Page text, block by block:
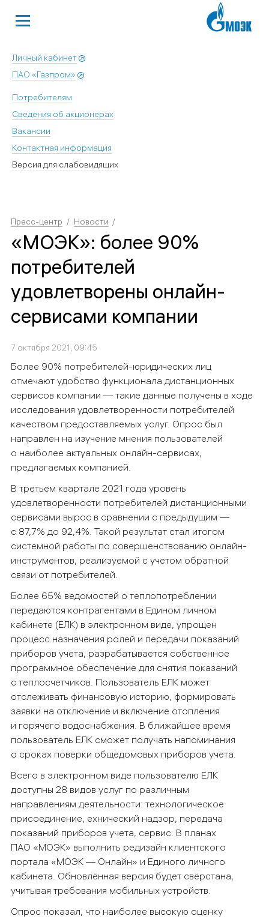
Личный кабинет
ПАО «Газпром»
Потребителям
Сведения об акционерах
Вакансии
Контактная информация
Версия для слабовидящих
Пресс-центр Новости
«МОЭК»: более 90%
потребителей
удовлетворены онлайн-
сервисами компании
7 октября 2021, 09:45
Более 90% потребителей-юридических лиц
отмечают удобство функционала дистанционных
сервисов компании — такие данные получены в ходе
исследования удовлетворенности потребителей
качеством предоставляемых услуг. Опрос был
направлен на изучение мнения пользователей
о наиболее актуальных онлайн-сервисах,
предлагаемых компанией.
В третьем квартале 2021 года уровень
удовлетворенности потребителей дистанционными
сервисами вырос в сравнении с предыдущим —
с 87,7% до 92,4%. Такой результат стал итогом
системной работы по совершенствованию онлайн-
инструментов, реализуемой с учетом обратной
связи от потребителей.
Более 65% ведомостей о теплопотреблении
передаются контрагентами в Едином личном
кабинете (ЕЛК) в электронном виде, упрощен
процесс назначения ролей и передачи показаний
приборов учета, разрабатывается собственное
программное обеспечение для снятия показаний
с теплосчетчиков. Пользователь ЕЛК может
отслеживать финансовую историю, формировать
заявки на отключение и включение отопления
и горячего водоснабжения. В ближайшее время
пользователь ЕЛК сможет получать напоминания
о сроках поверки общедомовых приборов учета.
Всего в электронном виде пользователю ЕЛК
доступны 28 видов услуг по различным
направлениям деятельности: технологическое
присоединение, ехнический надзор, передача
показаний приборов учета, сервис. В планах
ПАО «МОЭК» выполнить редизайн клиентского
портала «МОЭК — Онлайн» и Единого личного
кабинета. Обновлённая версия будет свёрстана,
учитывая требования мобильных устройств.
Опрос показал, что наиболее высокую оценку